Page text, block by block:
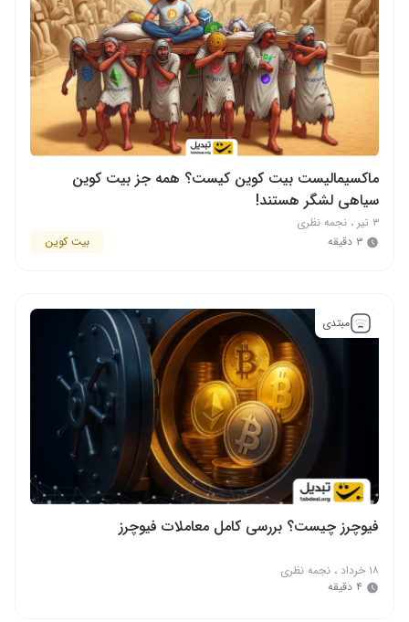
ماکسیمالیست بیت کوین کیست؟ همه جز بیت کوین
سیاهی لشگر هستند!
۳ تیر ، نجمه نظری
۳ دقیقه
بیت کوین
مبتدی
فیوچرز چیست؟ بررسی کامل معاملات فیوچرز
۱۸ خرداد ، نجمه نظری
۴ دقیقه